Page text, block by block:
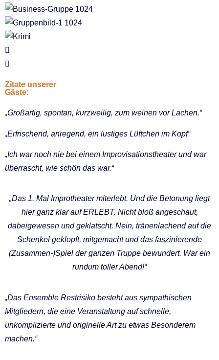
Zitate unserer
Gäste:
„Großartig, spontan, kurzweilig, zum weinen vor Lachen.“
„Erfrischend, anregend, ein lustiges Lüftchen im Kopf“
„Ich war noch nie bei einem Improvisationstheater und war
überrascht, wie schön das war.“
„Das 1. Mal Improtheater miterlebt. Und die Betonung liegt
hier ganz klar auf ERLEBT. Nicht bloß angeschaut,
dabeigewesen und geklatscht. Nein, tränenlachend auf die
Schenkel geklopft, mitgemacht und das faszinierende
(Zusammen-)Spiel der ganzen Truppe bewundert. War ein
rundum toller Abend!“
„Das Ensemble Restrisiko besteht aus sympathischen
Mitgliedern, die eine Veranstaltung auf schnelle,
unkomplizierte und originelle Art zu etwas Besonderem
machen.“